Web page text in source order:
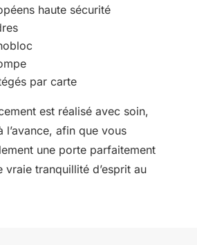
haute sécurité
par carte
est réalisé avec soin,
l’avance, afin que vous
une porte parfaitement
vraie tranquillité d’esprit au